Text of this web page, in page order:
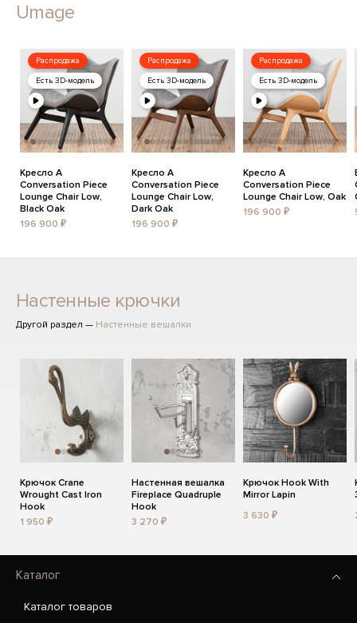
Umage
Распродажа
Есть 3D-модель
Кресло A
Conversation Piece
Lounge Chair Low,
Black Oak
196 900 ₽
Распродажа
Есть 3D-модель
Кресло A
Conversation Piece
Lounge Chair Low,
Dark Oak
196 900 ₽
Распродажа
Есть 3D-модель
Кресло A
Conversation Piece
Lounge Chair Low, Oak
196 900 ₽
Настенные крючки
Другой раздел — Настенные вешалки
Крючок Crane
Wrought Cast Iron
Hook
1 950 ₽
Настенная вешалка
Fireplace Quadruple
Hook
3 270 ₽
Крючок Hook With
Mirror Lapin
3 630 ₽
Каталог
Каталог товаров